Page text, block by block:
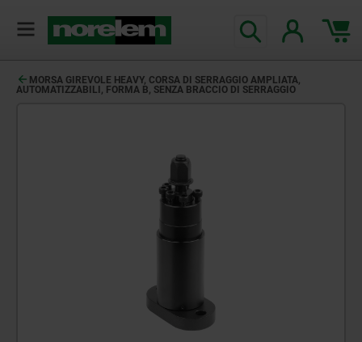
MORSA GIREVOLE HEAVY, CORSA DI SERRAGGIO AMPLIATA,
AUTOMATIZZABILI, FORMA B, SENZA BRACCIO DI SERRAGGIO